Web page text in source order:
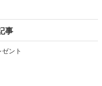
事
ント